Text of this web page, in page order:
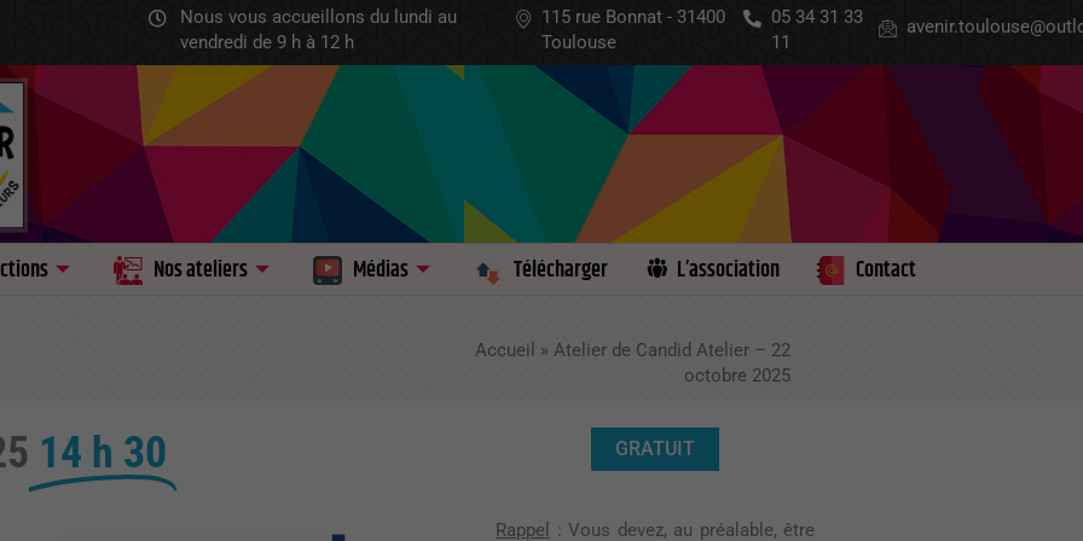
Nous vous accueillons du lundi au
vendredi de 9 h à 12 h
115 rue Bonnat - 31400
Toulouse
05 34 31 33
11
Nos ateliers Médias Télécharger L’association Contact
Accueil »Atelier de Candid Atelier – 22
octobre 2025
14 h 30 GRATUIT
Rappel
: Vous devez, au préalable, être